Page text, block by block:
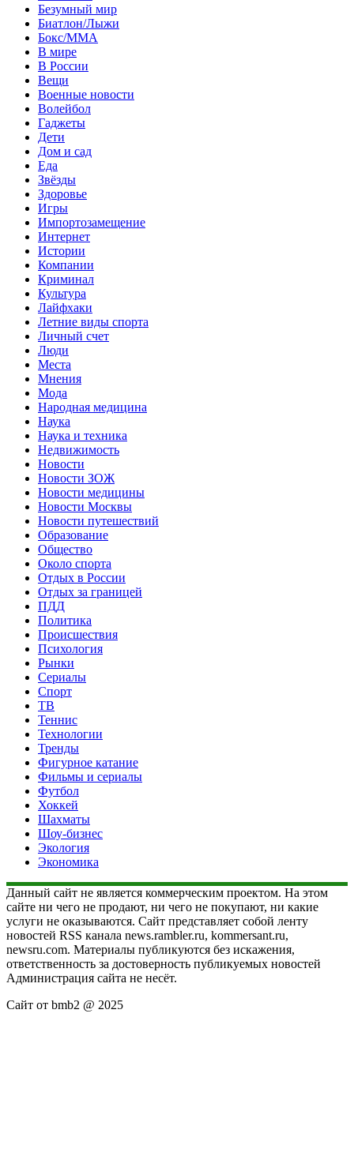
Безумный мир
Биатлон/Лыжи
Бокс/MMA
В мире
В России
Вещи
Военные новости
Волейбол
Гаджеты
Дети
Дом и сад
Еда
Звёзды
Здоровье
Игры
Импортозамещение
Интернет
Истории
Компании
Криминал
Культура
Лайфхаки
Летние виды спорта
Личный счет
Люди
Места
Мнения
Мода
Народная медицина
Наука
Наука и техника
Недвижимость
Новости
Новости ЗОЖ
Новости медицины
Новости Москвы
Новости путешествий
Образование
Общество
Около спорта
Отдых в России
Отдых за границей
ПДД
Политика
Происшествия
Психология
Рынки
Сериалы
Спорт
ТВ
Теннис
Технологии
Тренды
Фигурное катание
Фильмы и сериалы
Футбол
Хоккей
Шахматы
Шоу-бизнес
Экология
Экономика
Данный сайт не является коммерческим проектом. На этом
сайте ни чего не продают, ни чего не покупают, ни какие
услуги не оказываются. Сайт представляет собой ленту
новостей RSS канала news.rambler.ru, kommersant.ru,
newsru.com. Материалы публикуются без искажения,
ответственность за достоверность публикуемых новостей
Администрация сайта не несёт.
Сайт от bmb2 @ 2025